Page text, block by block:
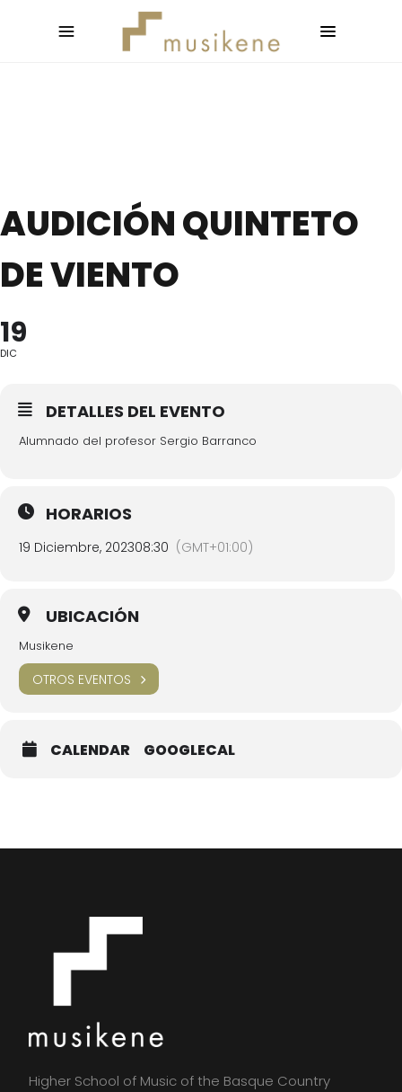
AUDICIÓN QUINTETO
DE VIENTO
19
DIC
DETALLES DEL EVENTO
Alumnado del profesor Sergio Barranco
HORARIOS
19 Diciembre, 202308:30 (GMT+01:00)
UBICACIÓN
Musikene
OTROS EVENTOS
CALENDAR GOOGLECAL
Higher School of Music of the Basque Country